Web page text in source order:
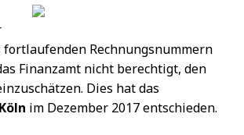
Rechnungsnummern
Finanzamt nicht berechtigt, den
Dies hat das
im Dezember 2017 entschieden.